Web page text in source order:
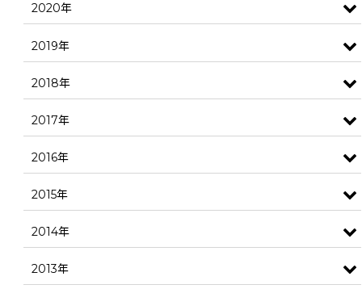
2020年
2019年
2018年
2017年
2016年
2015年
2014年
2013年